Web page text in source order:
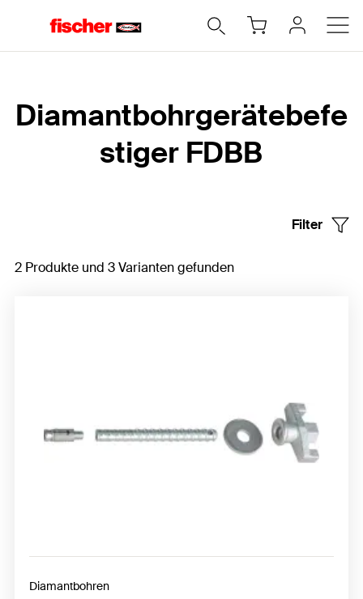
Diamantbohrgerätebefe
stiger FDBB
Filter
2 Produkte und 3 Varianten gefunden
Diamantbohren